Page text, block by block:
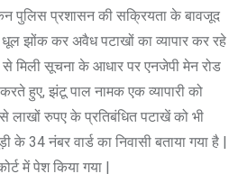
पुलिस प्रशासन की सक्रियता के बावजूद
झोंक कर अवैध पटाखों का व्यापार कर रहे
मिली सूचना के आधार पर एनजेपी मेन रोड
हुए, झंटू पाल नामक एक व्यापारी को
लाखों रुपए के प्रतिबंधित पटाखें को भी
के 34 नंबर वार्ड का निवासी बताया गया है |
में पेश किया गया |